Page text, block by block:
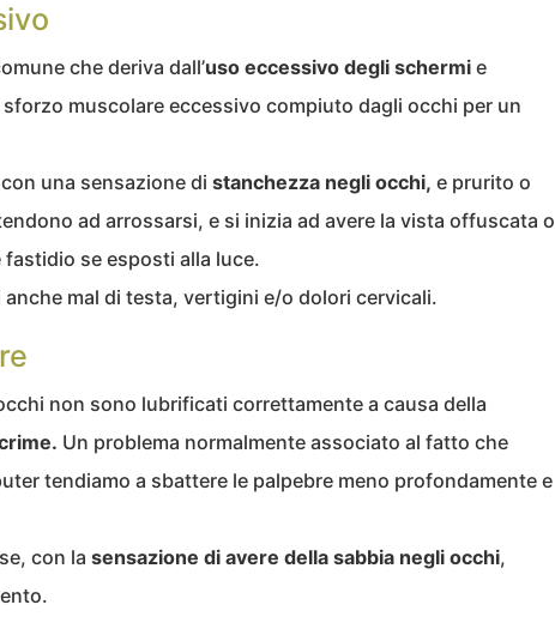
che deriva dall’uso eccessivo degli schermi e
muscolare eccessivo compiuto dagli occhi per un
una sensazione di stanchezza negli occhi, e prurito o
ad arrossarsi, e si inizia ad avere la vista offuscata o
se esposti alla luce.
mal di testa, vertigini e/o dolori cervicali.
non sono lubrificati correttamente a causa della
Un problema normalmente associato al fatto che
tendiamo a sbattere le palpebre meno profondamente e
con la sensazione di avere della sabbia negli occhi,